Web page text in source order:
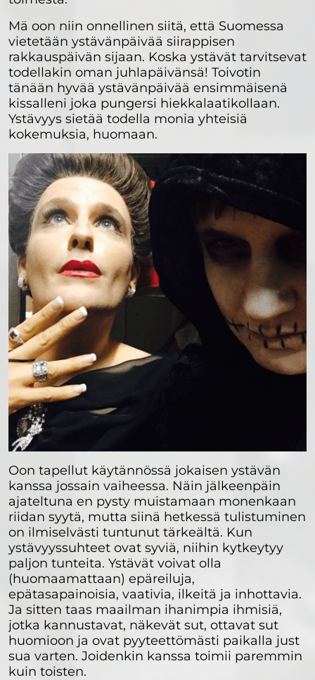
Mä oon niin onnellinen siitä, että Suomessa
vietetään ystävänpäivää siirappisen
rakkauspäivän sijaan. Koska ystävät tarvitsevat
todellakin oman juhlapäivänsä! Toivotin
tänään hyvää ystävänpäivää ensimmäisenä
kissalleni joka pungersi hiekkalaatikollaan.
Ystävyys sietää todella monia yhteisiä
kokemuksia, huomaan.
Oon tapellut käytännössä jokaisen ystävän
kanssa jossain vaiheessa. Näin jälkeenpäin
ajateltuna en pysty muistamaan monenkaan
riidan syytä, mutta siinä hetkessä tulistuminen
on ilmiselvästi tuntunut tärkeältä. Kun
ystävyyssuhteet ovat syviä, niihin kytkeytyy
paljon tunteita. Ystävät voivat olla
(huomaamattaan) epäreiluja,
epätasapainoisia, vaativia, ilkeitä ja inhottavia.
Ja sitten taas maailman ihanimpia ihmisiä,
jotka kannustavat, näkevät sut, ottavat sut
huomioon ja ovat pyyteettömästi paikalla just
sua varten. Joidenkin kanssa toimii paremmin
kuin toisten.